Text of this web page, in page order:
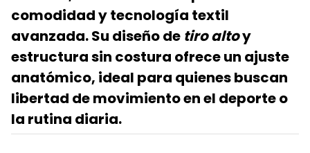
comodidad y tecnología textil
avanzada. Su diseño de tiro altoy
estructura sin costura ofrece un ajuste
anatómico, ideal para quienes buscan
libertad de movimiento en el deporte o
la rutina diaria.